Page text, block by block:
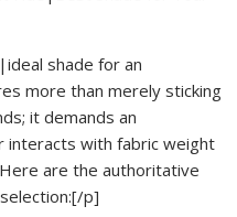
shade for an
more than merely sticking
it demands an
interacts with fabric weight
are the authoritative
p]